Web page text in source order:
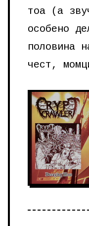
тоа (а
особено
половина
чест,